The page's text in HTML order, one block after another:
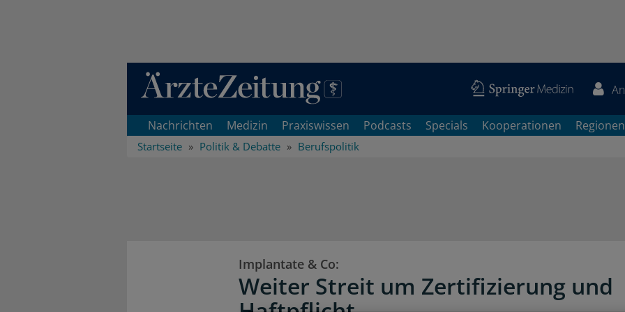
Direkt zum Inhaltsbereich
Nachrichten Medizin Praxiswissen Podcasts Specials Kooperationen Regionen
Startseite Politik & Debatte Berufspolitik
Implantate & Co:
Weiter Streit um Zertifizierung und